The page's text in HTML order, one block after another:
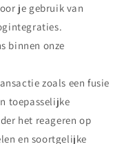
je gebruik van
binnen onze
zoals een fusie
toepasselijke
het reageren op
en soortgelijke